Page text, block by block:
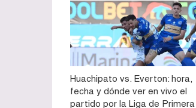
Huachipato vs. Everton: hora,
fecha y dónde ver en vivo el
partido por la Liga de Primera